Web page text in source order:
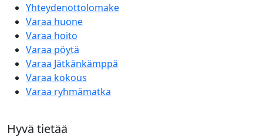
Yhteydenottolomake
Varaa huone
Varaa hoito
Varaa pöytä
Varaa Jätkänkämppä
Varaa kokous
Varaa ryhmämatka
Hyvä tietää